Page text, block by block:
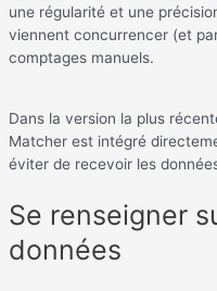
une régularité et une
viennent concurrencer (et
comptages manuels.
Dans la version la plus
Matcher est intégré
éviter de recevoir les
Se renseigner
données